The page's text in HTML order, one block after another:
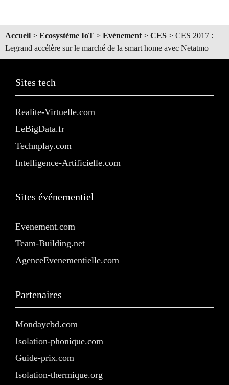
Accueil > Ecosystème IoT > Evénement > CES > CES 2017 :
Legrand accélère sur le marché de la smart home avec Netatmo
Sites tech
Realite-Virtuelle.com
LeBigData.fr
Technplay.com
Intelligence-Artificielle.com
Sites événementiel
Evenement.com
Team-Building.net
AgenceEvenementielle.com
Partenaires
Mondaycbd.com
Isolation-phonique.com
Guide-prix.com
Isolation-thermique.org